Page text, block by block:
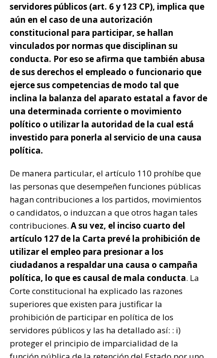
servidores públicos (art. 6 y 123 CP), implica que
aún en el caso de una autorización
constitucional para participar, se hallan
vinculados por normas que disciplinan su
conducta. Por eso se afirma que también abusa
de sus derechos el empleado o funcionario que
ejerce sus competencias de modo tal que
inclina la balanza del aparato estatal a favor de
una determinada corriente o movimiento
político o utilizar la autoridad de la cual está
investido para ponerla al servicio de una causa
política.
De manera particular, el artículo 110 prohíbe que
las personas que desempeñen funciones públicas
hagan contribuciones a los partidos, movimientos
o candidatos, o induzcan a que otros hagan tales
contribuciones. A su vez, el inciso cuarto del
artículo 127 de la Carta prevé la prohibición de
utilizar el empleo para presionar a los
ciudadanos a respaldar una causa o campaña
política, lo que es causal de mala conducta. La
Corte constitucional ha explicado las razones
superiores que existen para justificar la
prohibición de participar en política de los
servidores públicos y las ha detallado así: : i)
proteger el principio de imparcialidad de la